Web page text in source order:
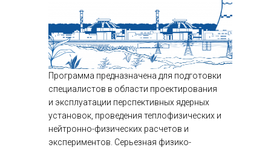
Программа предназначена для подготовки
специалистов в области проектирования
и эксплуатации перспективных ядерных
установок, проведения теплофизических и
нейтронно-физических расчетов и
экспериментов. Серьезная физико-